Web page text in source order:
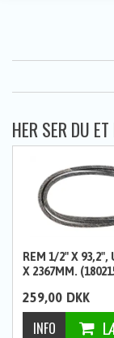
HER SER DU
REM 1/2" X 93,2",
X 2367MM.
259,00 DKK